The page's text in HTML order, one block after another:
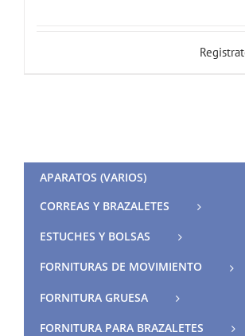
APARATOS (VARIOS)
CORREAS Y BRAZALETES
ESTUCHES Y BOLSAS
FORNITURAS DE MOVIMIENTO
FORNITURA GRUESA
FORNITURA PARA BRAZALETES